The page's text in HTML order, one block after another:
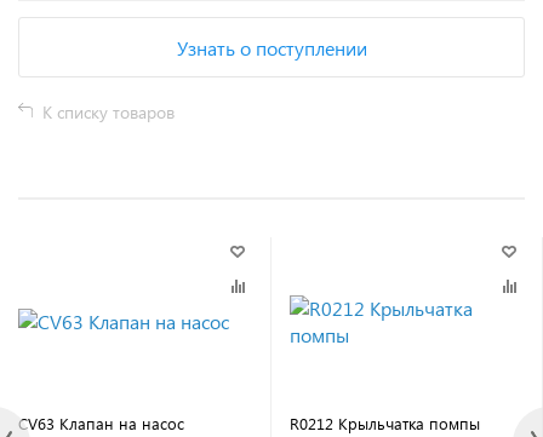
Узнать о поступлении
К списку товаров
CV63 Клапан на насос R0212 Крыльчатка помпы